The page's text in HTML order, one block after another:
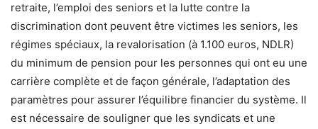
retraite, l’emploi des seniors et la lutte contre la
discrimination dont peuvent être victimes les seniors, les
régimes spéciaux, la revalorisation (à 1.100 euros, NDLR)
du minimum de pension pour les personnes qui ont eu une
carrière complète et de façon générale, l’adaptation des
paramètres pour assurer l’équilibre financier du système. Il
est nécessaire de souligner que les syndicats et une